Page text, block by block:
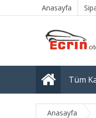
Anasayfa
Tüm
Anasayfa